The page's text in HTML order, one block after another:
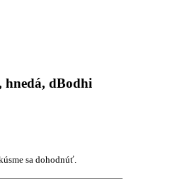
hnedá, dBodhi
sa dohodnúť.